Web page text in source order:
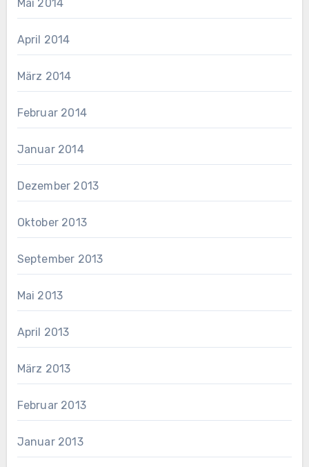
Mai 2014
April 2014
März 2014
Februar 2014
Januar 2014
Dezember 2013
Oktober 2013
September 2013
Mai 2013
April 2013
März 2013
Februar 2013
Januar 2013